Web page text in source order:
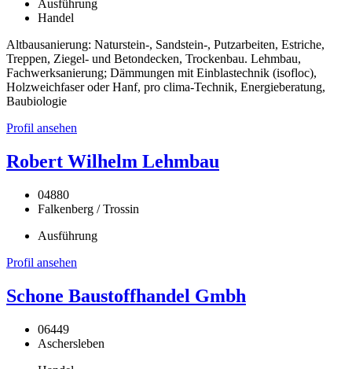
Ausführung
Handel
Altbausanierung: Naturstein-, Sandstein-, Putzarbeiten, Estriche,
Treppen, Ziegel- und Betondecken, Trockenbau. Lehmbau,
Fachwerksanierung; Dämmungen mit Einblastechnik (isofloc),
Holzweichfaser oder Hanf, pro clima-Technik, Energieberatung,
Baubiologie
Profil ansehen
Robert Wilhelm Lehmbau
04880
Falkenberg / Trossin
Ausführung
Profil ansehen
Schone Baustoffhandel Gmbh
06449
Aschersleben